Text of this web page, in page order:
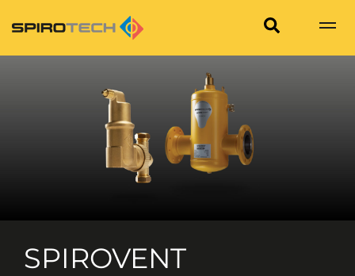
SPIROVENT